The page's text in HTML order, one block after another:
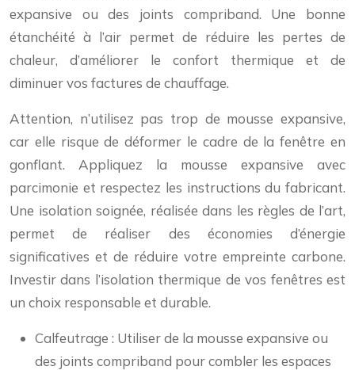
expansive ou des joints compriband. Une bonne
étanchéité à l’air permet de réduire les pertes de
chaleur, d’améliorer le confort thermique et de
diminuer vos factures de chauffage.
Attention, n’utilisez pas trop de mousse expansive,
car elle risque de déformer le cadre de la fenêtre en
gonflant. Appliquez la mousse expansive avec
parcimonie et respectez les instructions du fabricant.
Une isolation soignée, réalisée dans les règles de l’art,
permet de réaliser des économies d’énergie
significatives et de réduire votre empreinte carbone.
Investir dans l’isolation thermique de vos fenêtres est
un choix responsable et durable.
Calfeutrage : Utiliser de la mousse expansive ou
des joints compriband pour combler les espaces